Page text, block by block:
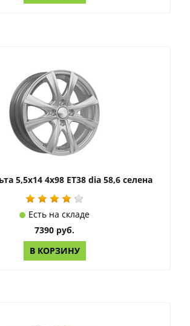
5,5x14 4x98 ET38 dia 58,6 селена
Есть на складе
7390 руб.
В КОРЗИНУ